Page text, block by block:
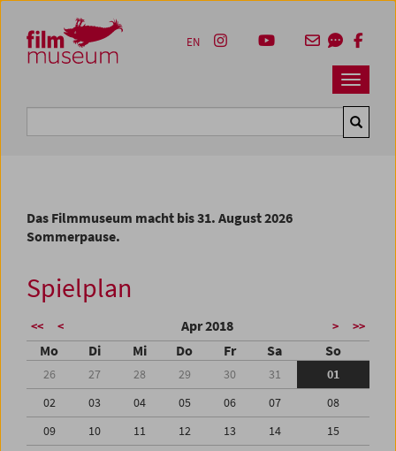
Zum Inhalt
Zum Hauptmenü
Zur Servicenavigation
Zum Suche
Navbar
EN
Das Filmmuseum macht bis 31. August 2026
Sommerpause.
Spielplan
<< < Apr 2018 > >>
Mo Di Mi Do Fr Sa So
26 27 28 29 30 31
01
02
03 04 05 06 07
08
09
10 11 12 13 14
15